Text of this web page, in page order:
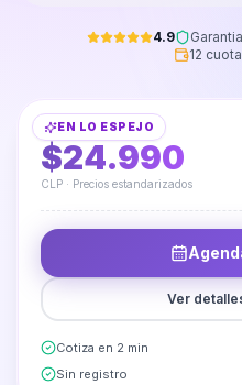
4.9
12
EN LO ESPEJO
DESDE
$24.990
CLP · Precios estandarizados
Ver
Cotiza en 2 min
Sin registro